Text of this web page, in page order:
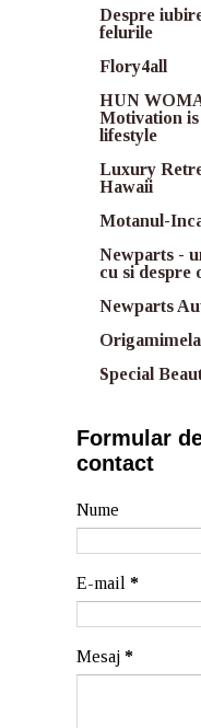
Despre
felurile
Flory4all
HUN
Motivation
lifestyle
Luxury
Hawaii
Motanul-
Newparts -
cu si despre
Newparts
Origamimela
Special
Formular
contact
Nume
E-mail *
Mesaj *